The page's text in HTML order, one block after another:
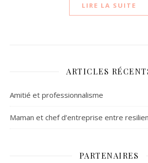
LIRE LA SUITE
ARTICLES
Amitié et professionnalisme
Maman et chef d’entreprise entre
PARTENAIRES